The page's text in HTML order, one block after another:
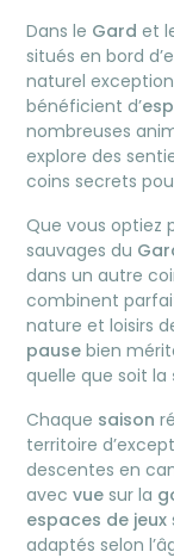
Dans le Gard et
situés en bord
naturel
bénéficient d’
nombreuses
explore des
coins secrets
Que vous optiez
sauvages du
dans un autre
combinent
nature et loisirs
pause bien
quelle que soit la
Chaque saison
territoire
descentes en
avecvue sur la
espaces de jeux
adaptés selon